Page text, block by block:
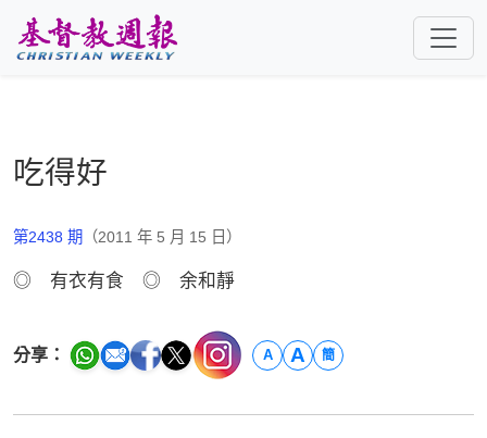
吃得好
第2438 期 （2011 年 5 月 15 日）
◎ 有衣有食 ◎ 余和靜
分享： A A 簡